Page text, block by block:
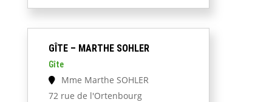
GÎTE – MARTHE SOHLER
Gîte
Mme Marthe SOHLER
72 rue de l'Ortenbourg